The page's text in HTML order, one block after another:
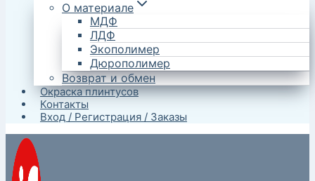
О материале
МДФ
ЛДФ
Экополимер
Дюрополимер
Возврат и обмен
Окраска плинтусов
Контакты
Вход / Регистрация / Заказы